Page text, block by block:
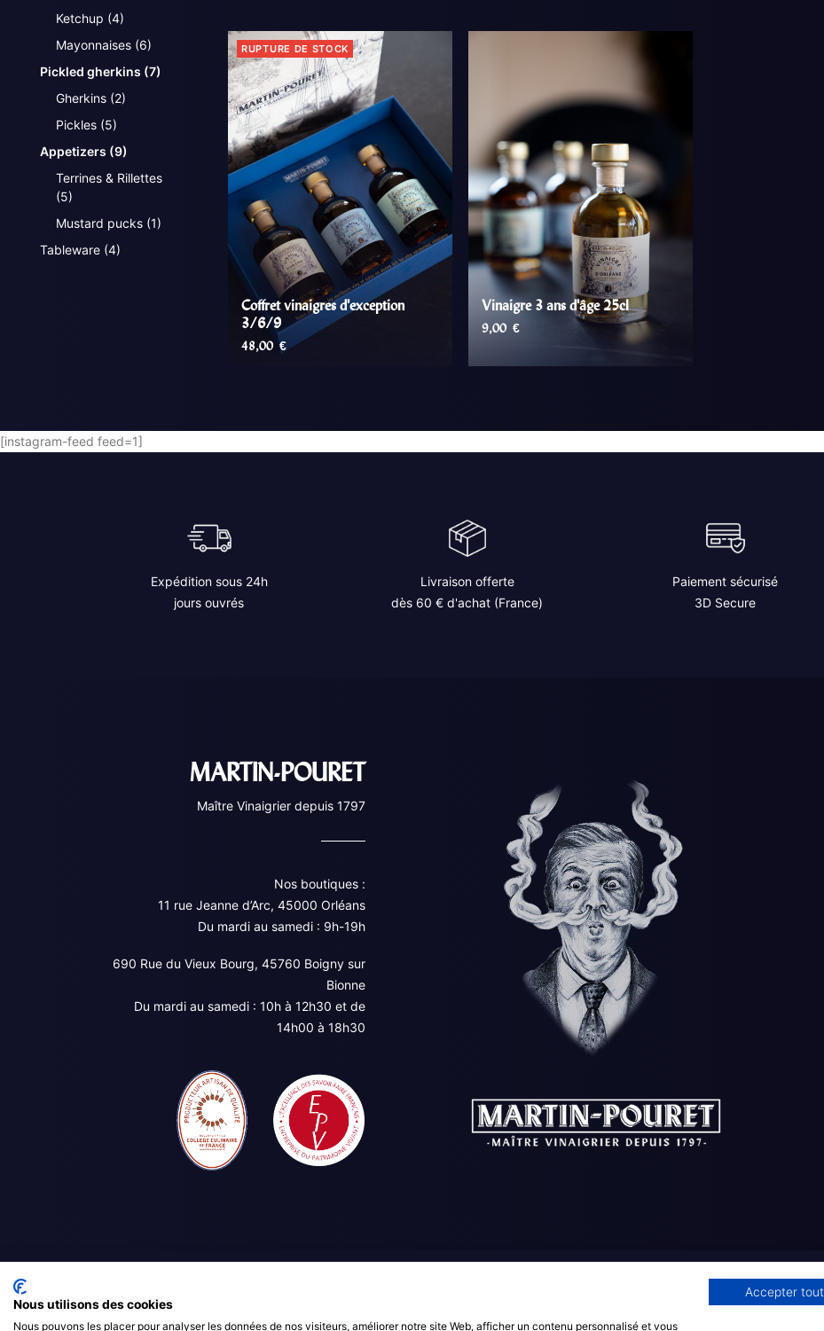
Ketchup (4)
Mayonnaises (6)
Pickled gherkins (7)
Gherkins (2)
Pickles (5)
Appetizers (9)
Terrines & Rillettes
(5)
Mustard pucks (1)
Tableware (4)
AJOUTER AU PANIER AJOUTER AU PANIER
RUPTURE DE STOCK
Coffret vinaigres d'exception
3/6/9
48,00€
Vinaigre 3 ans d'âge 25cl
9,00 €
[instagram-feed feed=1]
Expédition sous 24h
jours ouvrés
Livraison offerte
dès 60 € d'achat (France)
Paiement sécurisé
3D Secure
MARTIN-POURET
Maître Vinaigrier depuis 1797
Nos boutiques :
11 rue Jeanne d’Arc, 45000 Orléans
Du mardi au samedi : 9h-19h
690 Rue du Vieux Bourg, 45760 Boigny sur
Bionne
Du mardi au samedi : 10h à 12h30 et de
14h00 à 18h30
Nous utilisons des cookies
Nous pouvons les placer pour analyser les données de nos visiteurs, améliorer notre site Web, afficher un contenu personnalisé et vous
Accepter tout